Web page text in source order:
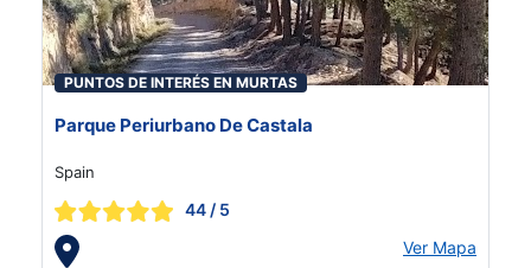
PUNTOS DE INTERÉS EN MURTAS
Parque Periurbano De Castala
Spain
44 / 5
Ver Mapa